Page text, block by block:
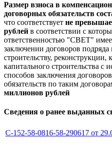
Размер взноса в
договорных обязательств
что соответствует не
рублей в соответствии с
ответственностью "СВЕТ"
заключении договоров
строительству,
капитального строительства с
способов заключения
обязательств по таким
миллионов рублей
Сведения о ранее выданных
С-152-58-0816-58-290617 от